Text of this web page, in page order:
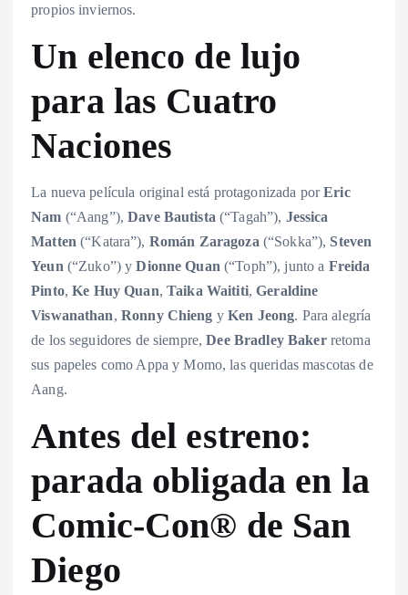
propios inviernos.
Un elenco de lujo
para las Cuatro
Naciones
La nueva película original está protagonizada porEric
Nam (“Aang”),Dave Bautista (“Tagah”), Jessica
Matten (“Katara”), Román Zaragoza (“Sokka”), Steven
Yeun (“Zuko”) yDionne Quan (“Toph”), junto a Freida
Pinto,Ke Huy Quan, Taika Waititi,Geraldine
Viswanathan, Ronny Chieng yKen Jeong. Para alegría
de los seguidores de siempre,Dee Bradley Bakerretoma
sus papeles como Appa y Momo, las queridas mascotas de
Aang.
Antes del estreno:
parada obligada en la
Comic-Con® de San
Diego